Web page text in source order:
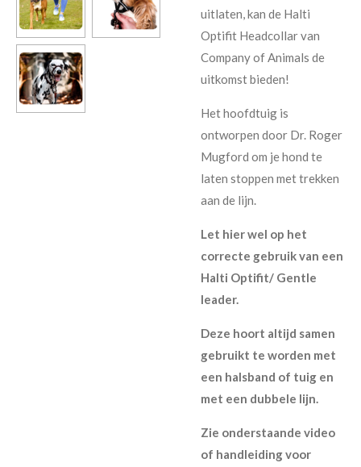
uitlaten, kan de Halti
Optifit Headcollarvan
Company of Animals de
uitkomst bieden!
Het hoofdtuig is
ontworpen door Dr. Roger
Mugford om je hond te
laten stoppen met trekken
aan de lijn.
Let hier wel op het
correcte gebruik van een
Halti Optifit/ Gentle
leader.
Deze hoort altijd samen
gebruikt te worden met
een halsband of tuig en
met een dubbele lijn.
Zie onderstaande video
of handleiding voor